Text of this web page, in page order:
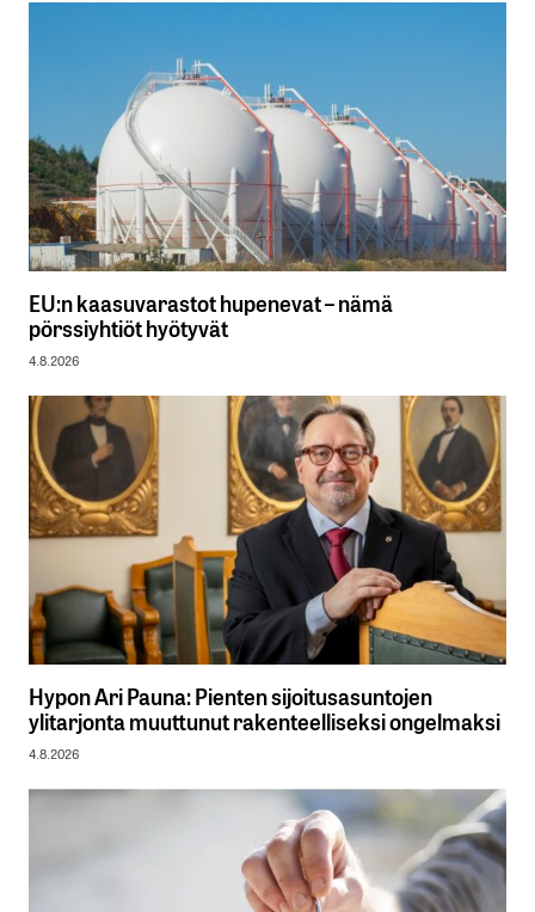
EU:n kaasuvarastot hupenevat – nämä
pörssiyhtiöt hyötyvät
4.8.2026
Hypon Ari Pauna: Pienten sijoitusasuntojen
ylitarjonta muuttunut rakenteelliseksi ongelmaksi
4.8.2026